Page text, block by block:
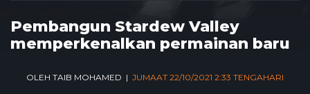
Pembangun Stardew Valley
memperkenalkan permainan baru
OLEH TAIB MOHAMED | JUMAAT 22/10/2021 2:33 TENGAHARI